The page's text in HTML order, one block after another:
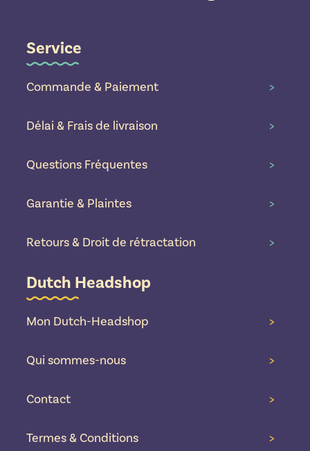
Service
Commande & Paiement >
Délai & Frais de livraison >
Questions Fréquentes >
Garantie & Plaintes >
Retours & Droit de rétractation >
Dutch Headshop
Mon Dutch-Headshop >
Qui sommes-nous >
Contact >
Termes & Conditions >